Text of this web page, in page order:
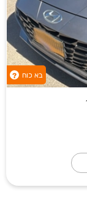
בא כוח ?